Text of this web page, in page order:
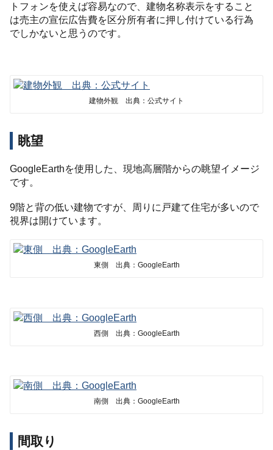
トフォンを使えば容易なので、建物名称表示をすること
は売主の宣伝広告費を区分所有者に押し付けている行為
でしかないと思うのです。
建物外観 出典：公式サイト
眺望
GoogleEarthを使用した、現地高層階からの眺望イメージ
です。
9階と背の低い建物ですが、周りに戸建て住宅が多いので
視界は開けています。
東側 出典：GoogleEarth
西側 出典：GoogleEarth
南側 出典：GoogleEarth
間取り